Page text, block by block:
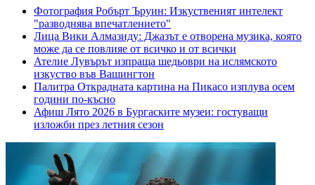
Фотография Робърт Ъруин: Изкуственият интелект
"разводнява впечатлението"
Лица Вики Алмазиду: Джазът е отворена музика, която
може да се повлияе от всичко и от всички
Ателие Лувърът изпраща шедьоври на ислямското
изкуство във Вашингтон
Палитра Открадната картина на Пикасо изплува осем
години по-късно
Афиш Лято 2026 в Бургаските музеи: гостуващи
изложби през летния сезон